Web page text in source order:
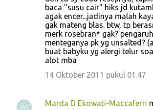
baca "susu cair" hiks jd
agak encer...jadinya malah
gak mateng blas. btw, tp
merk rosebran* gak?
menteganya pk yg unsalted?
buat babyku yg alergi telur
alot mba
14 Oktober 2011 pukul 01.47
Marda D Ekowati-Maccaferri